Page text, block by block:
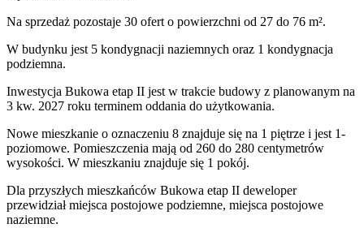
Na sprzedaż pozostaje 30 ofert o powierzchni od 27 do 76 m².
W budynku jest 5 kondygnacji naziemnych oraz 1 kondygnacja
podziemna.
Inwestycja Bukowa etap II jest w trakcie budowy z planowanym na
3 kw. 2027 roku terminem oddania do użytkowania.
Nowe mieszkanie o oznaczeniu 8 znajduje się na 1 piętrze i jest 1-
poziomowe. Pomieszczenia mają od 260 do 280 centymetrów
wysokości. W mieszkaniu znajduje się 1 pokój.
Dla przyszłych mieszkańców Bukowa etap II deweloper
przewidziałmiejsca postojowe podziemne, miejsca postojowe
naziemne.